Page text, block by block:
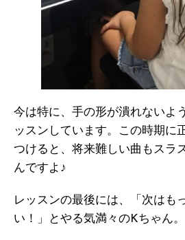
今は特に、手の形が潰れないよ
ッスンしています。この時期に
つけると、将来難しい曲もスラ
んですよ♪
レッスンの最後には、「次はも
い！」とやる気満々のKちゃん。